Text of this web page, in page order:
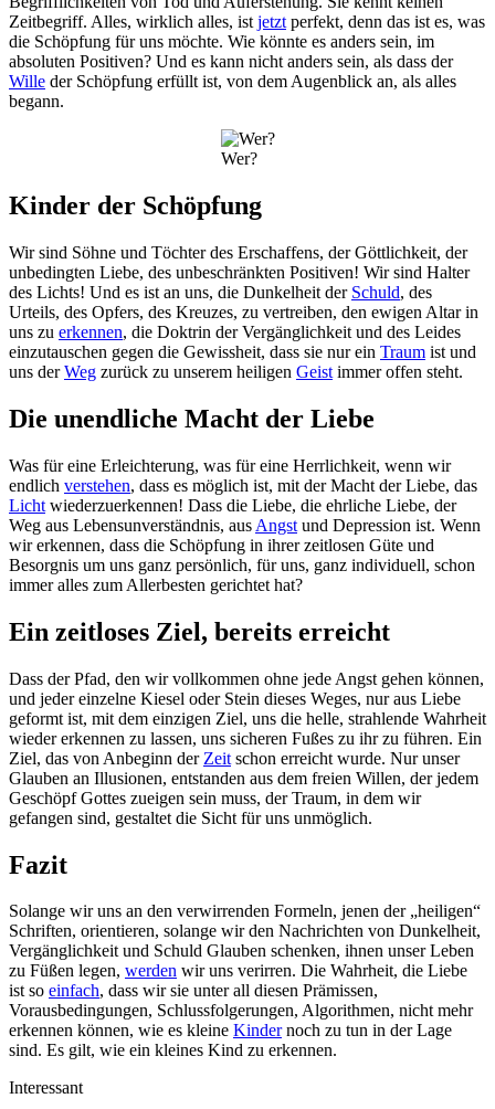
Zeitbegriff. Alles, wirklich alles, ist jetzt perfekt, denn das ist es, was
die Schöpfung für uns möchte. Wie könnte es anders sein, im
absoluten Positiven? Und es kann nicht anders sein, als dass der
Wille der Schöpfung erfüllt ist, von dem Augenblick an, als alles
begann.
Wer?
Kinder der Schöpfung
Wir sind Söhne und Töchter des Erschaffens, der Göttlichkeit, der
unbedingten Liebe, des unbeschränkten Positiven! Wir sind Halter
des Lichts! Und es ist an uns, die Dunkelheit der Schuld, des
Urteils, des Opfers, des Kreuzes, zu vertreiben, den ewigen Altar in
uns zu erkennen, die Doktrin der Vergänglichkeit und des Leides
einzutauschen gegen die Gewissheit, dass sie nur ein Traum ist und
uns derWeg zurück zu unserem heiligen Geist immer offen steht.
Die unendliche Macht der Liebe
Was für eine Erleichterung, was für eine Herrlichkeit, wenn wir
endlich verstehen, dass es möglich ist, mit der Macht der Liebe, das
Licht wiederzuerkennen! Dass die Liebe, die ehrliche Liebe, der
Weg aus Lebensunverständnis, aus Angst und Depression ist. Wenn
wir erkennen, dass die Schöpfung in ihrer zeitlosen Güte und
Besorgnis um uns ganz persönlich, für uns, ganz individuell, schon
immer alles zum Allerbesten gerichtet hat?
Ein zeitloses Ziel, bereits erreicht
Dass der Pfad, den wir vollkommen ohne jede Angst gehen können,
und jeder einzelne Kiesel oder Stein dieses Weges, nur aus Liebe
geformt ist, mit dem einzigen Ziel, uns die helle, strahlende Wahrheit
wieder erkennen zu lassen, uns sicheren Fußes zu ihr zu führen. Ein
Ziel, das von Anbeginn der Zeit schon erreicht wurde. Nur unser
Glauben an Illusionen, entstanden aus dem freien Willen, der jedem
Geschöpf Gottes zueigen sein muss, der Traum, in dem wir
gefangen sind, gestaltet die Sicht für uns unmöglich.
Fazit
Solange wir uns an den verwirrenden Formeln, jenen der „heiligen“
Schriften, orientieren, solange wir den Nachrichten von Dunkelheit,
Vergänglichkeit und Schuld Glauben schenken, ihnen unser Leben
zu Füßen legen, werden wir uns verirren. Die Wahrheit, die Liebe
ist so einfach, dass wir sie unter all diesen Prämissen,
Vorausbedingungen, Schlussfolgerungen, Algorithmen, nicht mehr
erkennen können, wie es kleine Kindernoch zu tun in der Lage
sind. Es gilt, wie ein kleines Kind zu erkennen.
Interessant